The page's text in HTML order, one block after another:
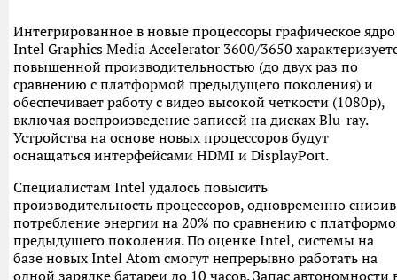
Интегрированное в новые процессоры графическое ядро
Intel Graphics Media Accelerator 3600/3650
повышенной производительностью (до двух раз по
сравнению с платформой предыдущего поколения) и
обеспечивает работу с видео высокой четкости (1080p),
включая воспроизведение записей на дисках Blu-ray.
Устройства на основе новых процессоров будут
оснащаться интерфейсами HDMI и DisplayPort.
Специалистам Intel удалось повысить
производительность процессоров, одновременно снизив
потребление энергии на 20% по сравнению с
предыдущего поколения. По оценке Intel, системы на
базе новых Intel Atom смогут непрерывно работать на
одной зарядке батареи до 10 часов. Запас автономности